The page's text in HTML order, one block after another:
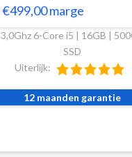
€499,00marge
3,0Ghz 6-Core i5 | 16GB |
SSD
Uiterlijk:
12 maanden garantie